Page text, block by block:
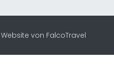
Website von FalcoTravel